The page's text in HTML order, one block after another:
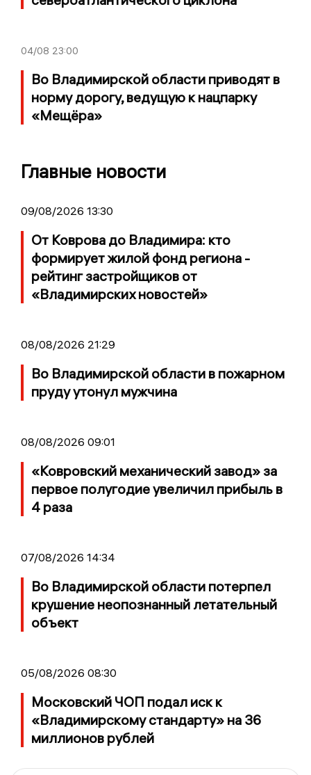
04/08 23:00
Во Владимирской области приводят в
норму дорогу, ведущую к нацпарку
«Мещёра»
Главные новости
09/08/2026 13:30
От Коврова до Владимира: кто
формирует жилой фонд региона -
рейтинг застройщиков от
«Владимирских новостей»
08/08/2026 21:29
Во Владимирской области в пожарном
пруду утонул мужчина
08/08/2026 09:01
«Ковровский механический завод» за
первое полугодие увеличил прибыль в
4 раза
07/08/2026 14:34
Во Владимирской области потерпел
крушение неопознанный летательный
объект
05/08/2026 08:30
Московский ЧОП подал иск к
«Владимирскому стандарту» на 36
миллионов рублей